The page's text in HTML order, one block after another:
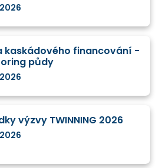
kaskádového financování -
půdy
výzvy TWINNING 2026